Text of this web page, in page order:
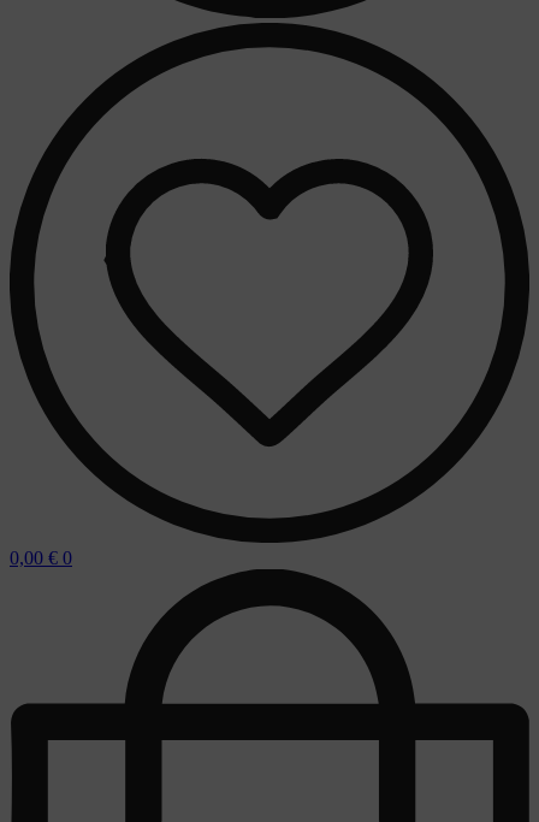
0,00 € 0